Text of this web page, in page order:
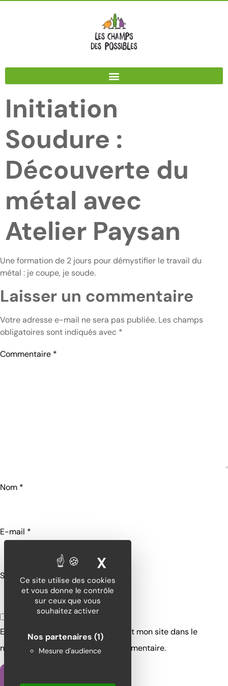
Ce site utilise des cookies
et vous donne le contrôle
sur ceux que vous
souhaitez activer
Nos partenaires (1)
Mesure d'audience
X
Initiation
Soudure :
Découverte du
métal avec
Atelier Paysan
Une formation de 2 jours pour démystifier le travail du
métal : je coupe, je soude.
Laisser un commentaire
Votre adresse e-mail ne sera pas publiée. Les champs
obligatoires sont indiqués avec *
Commentaire *
Nom *
E-mail *
Site web
Enregistrer mon nom, mon e-mail et mon site dans le
navigateur pour mon prochain commentaire.